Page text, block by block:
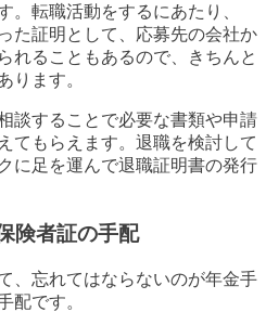
。転職活動をするにあたり、
た証明として、応募先の会社か
れることもあるので、きちんと
ります。
談することで必要な書類や申請
てもらえます。退職を検討して
に足を運んで退職証明書の発行
険者証の手配
、忘れてはならないのが年金手
配です。